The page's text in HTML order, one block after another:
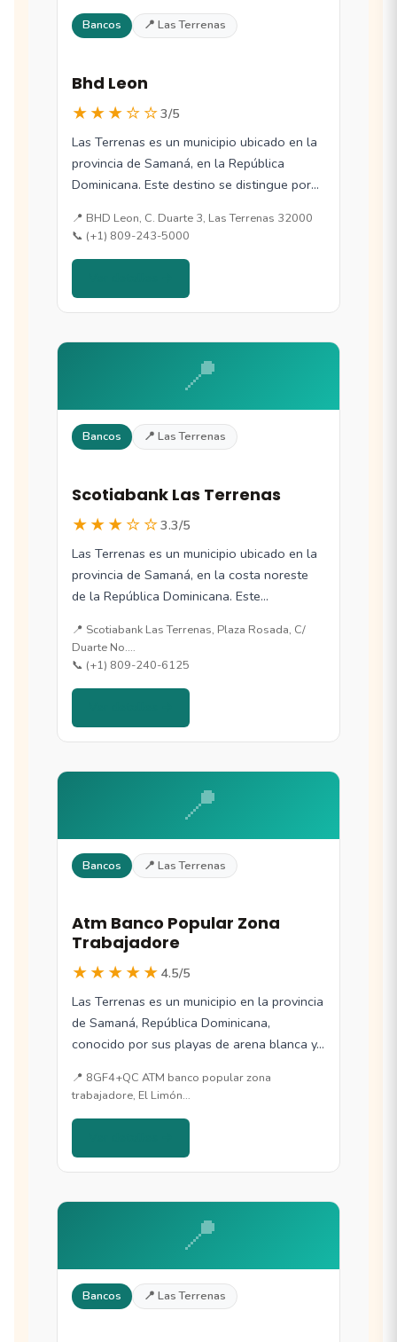
Bancos 📍 Las Terrenas
Bhd Leon
★★★☆☆3/5
Las Terrenas es un municipio ubicado en la
provincia de Samaná, en la República
Dominicana. Este destino se distingue por…
📍 BHD Leon, C. Duarte 3, Las Terrenas 32000
📞 (+1) 809-243-5000
📍
Bancos 📍 Las Terrenas
Scotiabank Las Terrenas
★★★☆☆3.3/5
Las Terrenas es un municipio ubicado en la
provincia de Samaná, en la costa noreste
de la República Dominicana. Este…
📍 Scotiabank Las Terrenas, Plaza Rosada, C/
Duarte No.…
📞 (+1) 809-240-6125
📍
Bancos 📍 Las Terrenas
Atm Banco Popular Zona
Trabajadore
★★★★★ 4.5/5
Las Terrenas es un municipio en la provincia
de Samaná, República Dominicana,
conocido por sus playas de arena blanca y…
📍 8GF4+QC ATM banco popular zona
trabajadore, El Limón…
📍
Bancos 📍 Las Terrenas